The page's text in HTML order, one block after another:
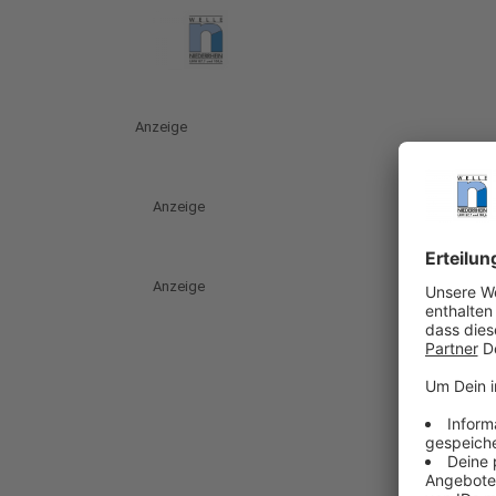
Anzeige
Anzeige
Anzeige